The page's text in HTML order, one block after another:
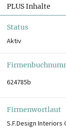
PLUS Inhalte
Status
Aktiv
624785b
Firmenwortlaut
S.F.Design Interiors